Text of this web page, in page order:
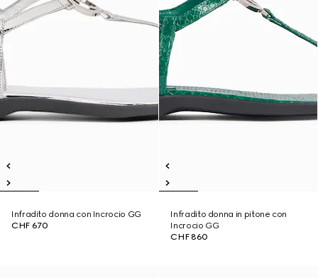
Infradito donna con Incrocio GG
CHF 670
Infradito donna in pitone con
Incrocio GG
CHF 860